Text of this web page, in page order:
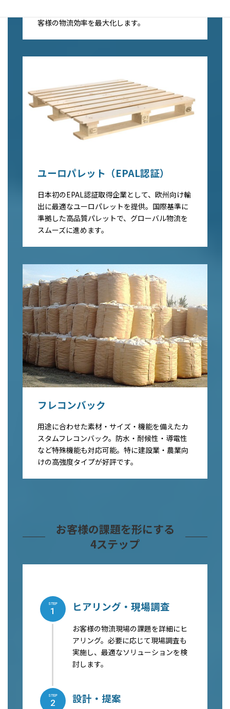
客様の物流効率を最大化します。
ユーロパレット（EPAL認証）
日本初のEPAL認証取得企業として、欧州向け輸
出に最適なユーロパレットを提供。国際基準に
準拠した高品質パレットで、グローバル物流を
スムーズに進めます。
フレコンバック
用途に合わせた素材・サイズ・機能を備えたカ
スタムフレコンバック。防水・耐候性・導電性
など特殊機能も対応可能。特に建設業・農業向
けの高強度タイプが好評です。
お客様の課題を形にする
4ステップ
ヒアリング・現場調査
お客様の物流現場の課題を詳細にヒ
アリング。必要に応じて現場調査も
実施し、最適なソリューションを検
討します。
STEP
1
設計・提案
STEP
2